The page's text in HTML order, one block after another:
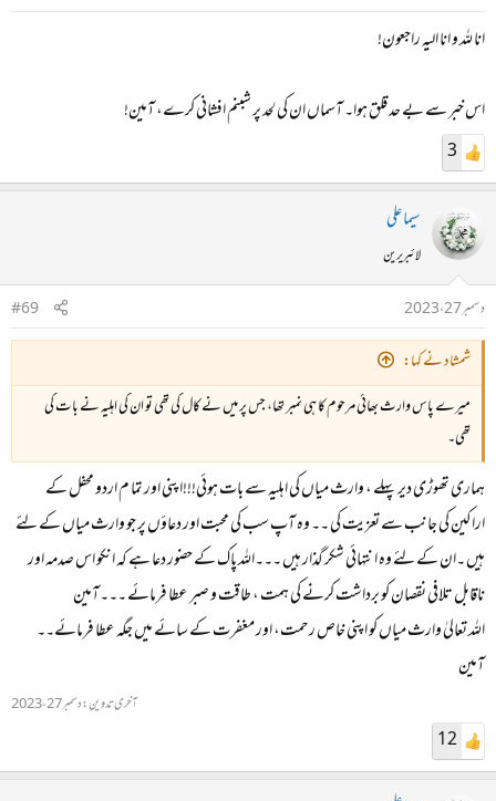
انا للہ و انا الیہ راجعون!
اس خبر سے بے حد قلق ہوا۔ آسماں ان کی لحد پر شبنم افشانی کرے، آمین!
3
سیما علی
لائبریرین
دسمبر 27، 2023
#69
شمشاد نے کہا:
میرے پاس وارث بھائی مرحوم کا ہی نمبر تھا، جس پر میں نے کال کی تھی تو ان کی اہلیہ نے بات کی
تھی۔
ہماری تھوڑی دیر پہلے ، وارث میاں کی اہلیہ سے بات ہوئی!!!اپنی اور تما م اردو محفل کے
اراکین کی جانب سے تعزیت کی ۔۔ وہ آپ سب کی محبت اور دعاؤں پر جو وارث میاں کے لئے
ہیں ۔ان کے لئے وہ انتہائی شکر گذار ہیں ۔۔۔اللہ پاک کے حضور دعا ہے کہ انکو اس صدمہ اور
ناقابل تلافی نقصان کو برداشت کرنے کی ہمت ، طاقت و صبر عطا فرمائے ۔۔۔آمین
اللہ تعالیٰ وارث میاں کو اپنی خاص رحمت، اور مغفرت کے سائے میں جگہ عطا فرمائے۔۔
آمین
آخری تدوین:دسمبر 27، 2023
12